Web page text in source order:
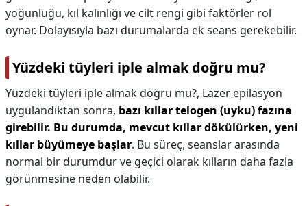
yoğunluğu, kıl kalınlığı ve cilt rengi gibi faktörler rol
oynar. Dolayısıyla bazı durumalarda ek seans gerekebilir.
Yüzdeki tüyleri iple almak doğru mu?
Yüzdeki tüyleri iple almak doğru mu?, Lazer epilasyon
uygulandıktan sonra, bazı kıllar telogen (uyku) fazına
girebilir. Bu durumda, mevcut kıllar dökülürken, yeni
kıllar büyümeye başlar. Bu süreç, seanslar arasında
normal bir durumdur ve geçici olarak kılların daha fazla
görünmesine neden olabilir.